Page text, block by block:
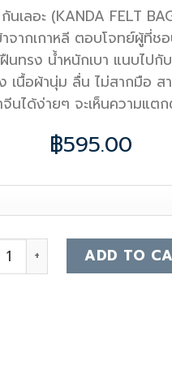
กันเลอะ (KANDA FELT
จากเกาหลี ตอบโจทย์ผู้ที่ช
นทรง น้ำหนักเบา แนบไปกั
เนื้อผ้านุ่ม ลื่น ไม่สากมือ
จีนได้ง่ายๆ จะเห็นความแต
฿595.00
Felt Bag
ADD TO